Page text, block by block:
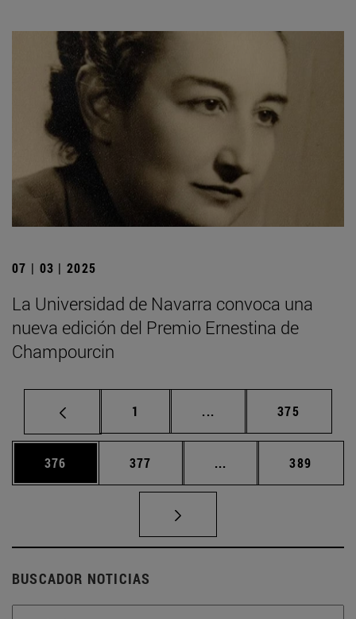
07 | 03 | 2025
La Universidad de Navarra convoca una
nueva edición del Premio Ernestina de
Champourcin
Página
1 ... Páginas intermedias
Página
375
Página
376 Página
377 ... Páginas intermedias
Página
389
BUSCADOR NOTICIAS